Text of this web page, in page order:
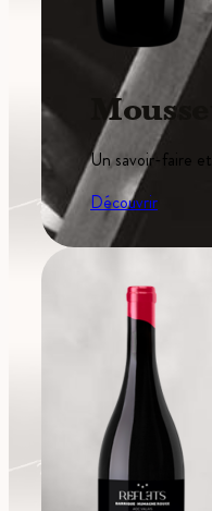
Un savoir-faire
Découvrir